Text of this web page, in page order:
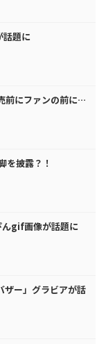
話題に
にファンの前に…
を披露？！
んgif画像が話題に
ザー」グラビアが話